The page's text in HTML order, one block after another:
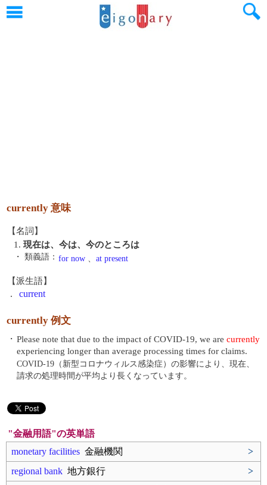
currently 意味
【名詞】
1. 現在は、今は、今のところは
・ 類義語： for now 、 at present
【派生語】
. current
currently 例文
・ Please note that due to the impact of COVID-19, we are currently
experiencing longer than average processing times for claims.
COVID-19（新型コロナウィルス感染症）の影響により、現在、
請求の処理時間が平均より長くなっています。
"金融用語"の英単語
monetary facilities 金融機関
>
regional bank 地方銀行
>